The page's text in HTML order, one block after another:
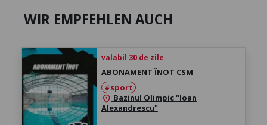
WIR EMPFEHLEN AUCH
valabil 30 de zile
ABONAMENT ÎNOT CSM
#sport
location_on Bazinul Olimpic "Ioan
Alexandrescu"